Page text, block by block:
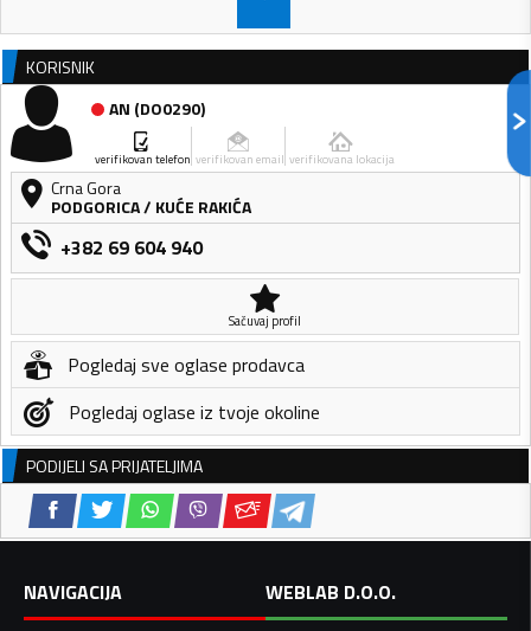
KORISNIK
AN (DO0290)
verifikovan telefon verifikovan email verifikovana lokacija
Crna Gora
PODGORICA/ KUĆE RAKIĆA
+382 69 604 940
Sačuvaj profil
Pogledaj sve oglase prodavca
Pogledaj oglase iz tvoje okoline
PODIJELI SA PRIJATELJIMA
NAVIGACIJA
WEBLAB D.O.O.